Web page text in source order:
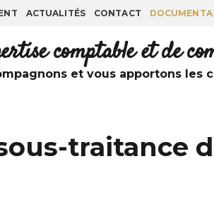
ACTUALITÉS CONTACT
comptable et de
et vous apportons les
traitance